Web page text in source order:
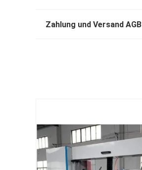
Zahlung und Versand AGB